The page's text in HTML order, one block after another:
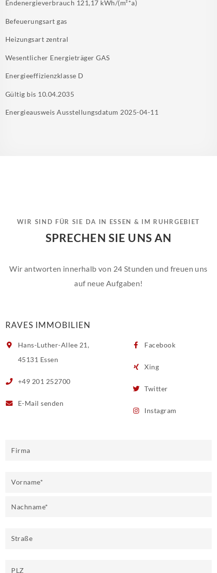
Endenergieverbrauch 121,17 kWh/(m²*a)
Befeuerungsartgas
Heizungsart zentral
Wesentlicher EnergieträgerGAS
Energieeffizienzklasse D
Gültig bis 10.04.2035
Energieausweis Ausstellungsdatum 2025-04-11
WIR SIND FÜR SIE DA IN ESSEN & IM RUHRGEBIET
SPRECHEN SIE UNS AN
Wir antworten innerhalb von 24 Stunden und freuen uns
auf neue Aufgaben!
RAVES IMMOBILIEN
Hans-Luther-Allee 21,
45131 Essen
+49 201 252700
E-Mailsenden
Facebook
Xing
Twitter
Instagram
Firma
Vorname*
Nachname*
Straße
PLZ